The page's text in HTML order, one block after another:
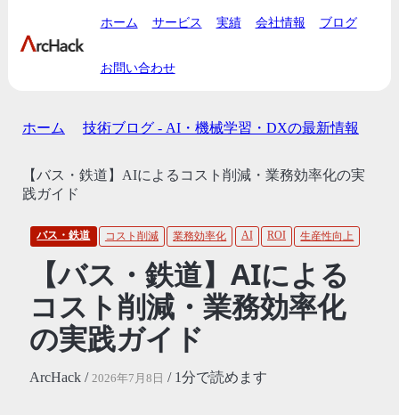
ホーム サービス 実績 会社情報 ブログ
お問い合わせ
ホーム 技術ブログ - AI・機械学習・DXの最新情報
【バス・鉄道】AIによるコスト削減・業務効率化の実
践ガイド
バス・鉄道 コスト削減 業務効率化 AI ROI 生産性向上
【バス・鉄道】AIによる
コスト削減・業務効率化
の実践ガイド
ArcHack / 2026年7月8日 / 1分で読めます